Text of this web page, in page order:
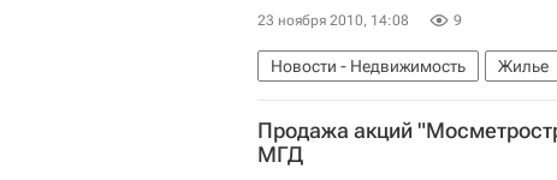
23 ноября 2010, 14:08 9
Новости - Недвижимость Жилье
Продажа акций
МГД